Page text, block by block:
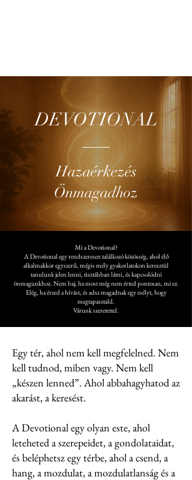
DEVOTIONAL
Hazaérkezés
Önmagadhoz
Mi a Devotional?
A Devotional egy rendszeresen találkozó közösség, ahol élő
alkalmakkor egyszerű, mégis mély gyakorlatokon keresztül
tanulunk jelen lenni, tisztábban látni, és kapcsolódni
önmagunkhoz. Nem baj, ha most még nem érted pontosan, mi ez.
Elég, ha érzed a hívást, és adsz magadnak egy esélyt, hogy
megtapasztald.
Várunk szeretettel.
Egy tér, ahol nem kell megfelelned. Nem
kell tudnod, miben vagy. Nem kell
„készen lenned”. Ahol abbahagyhatod az
akarást, a keresést.
A Devotional egy olyan este, ahol
leteheted a szerepeidet, a gondolataidat,
és beléphetsz egy térbe, ahol a csend, a
hang, a mozdulat, a mozdulatlanság és a